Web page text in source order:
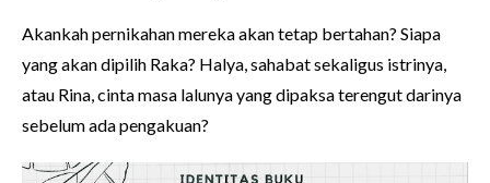
Akankah pernikahan mereka akan tetap bertahan? Siapa
yang akan dipilih Raka? Halya, sahabat sekaligus istrinya,
atau Rina, cinta masa lalunya yang dipaksa terengut darinya
sebelum ada pengakuan?